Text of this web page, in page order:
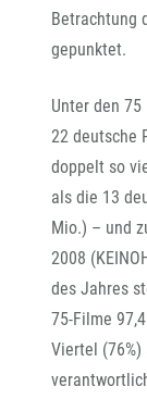
Betrachtung
gepunktet.
Unter den
22 deutsche
doppelt so
als die 13
Mio.) – und
2008
des Jahres
75-Filme
Viertel